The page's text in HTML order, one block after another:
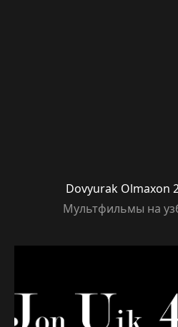
Dovyurak Olmaxon
Мультфильмы на